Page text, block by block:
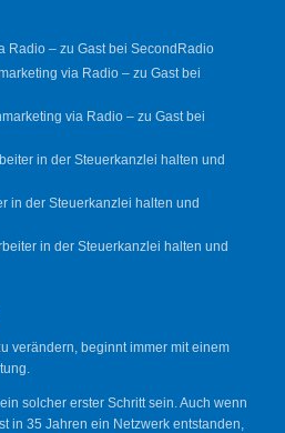
Radio – zu Gast bei SecondRadio
via Radio – zu Gast bei
via Radio – zu Gast bei
in der Steuerkanzlei halten und
in der Steuerkanzlei halten und
in der Steuerkanzlei halten und
verändern, beginnt immer mit einem
solcher erster Schritt sein. Auch wenn
in 35 Jahren ein Netzwerk entstanden,